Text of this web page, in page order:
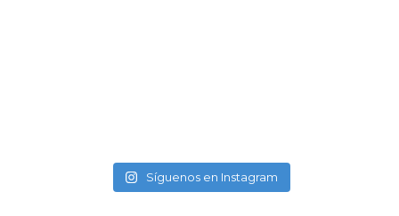
Síguenos en Instagram